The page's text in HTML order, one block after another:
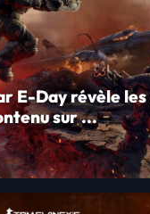
E-Day révèle les
sur ...